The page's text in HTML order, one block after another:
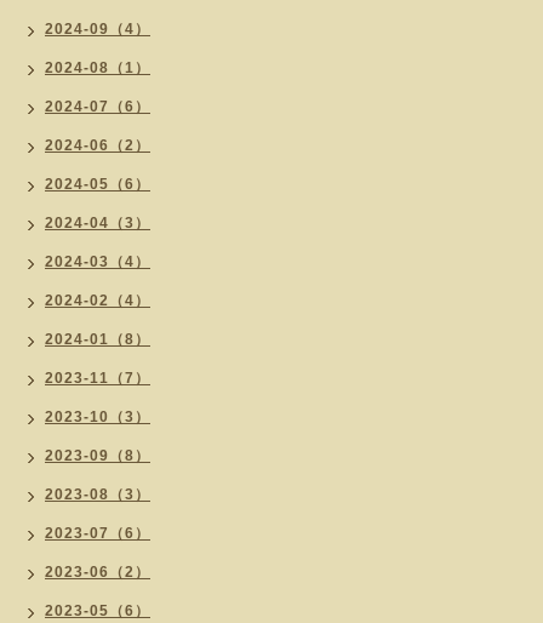
2024-09（4）
2024-08（1）
2024-07（6）
2024-06（2）
2024-05（6）
2024-04（3）
2024-03（4）
2024-02（4）
2024-01（8）
2023-11（7）
2023-10（3）
2023-09（8）
2023-08（3）
2023-07（6）
2023-06（2）
2023-05（6）